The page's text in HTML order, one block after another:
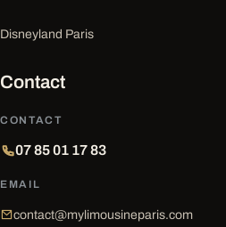
Disneyland Paris
Contact
CONTACT
07 85 01 17 83
EMAIL
contact@mylimousineparis.com